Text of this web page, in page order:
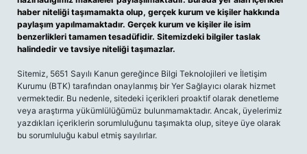
haber niteliği taşımamakta olup, gerçek kurum ve kişiler hakkında
paylaşım yapılmamaktadır. Gerçek kurum ve kişiler ile isim
benzerlikleri tamamen tesadüfidir. Sitemizdeki bilgiler taslak
halindedir ve tavsiye niteliği taşımazlar.
Sitemiz, 5651 Sayılı Kanun gereğince Bilgi Teknolojileri ve İletişim
Kurumu (BTK) tarafından onaylanmış bir Yer Sağlayıcı olarak hizmet
vermektedir. Bu nedenle, sitedeki içerikleri proaktif olarak denetleme
veya araştırma yükümlülüğümüz bulunmamaktadır. Ancak, üyelerimiz
yazdıkları içeriklerin sorumluluğunu taşımakta olup, siteye üye olarak
bu sorumluluğu kabul etmiş sayılırlar.